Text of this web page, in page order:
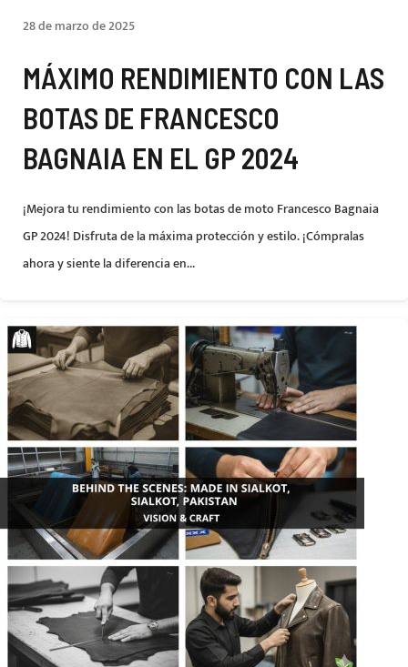
28 de marzo de 2025
MÁXIMO RENDIMIENTO CON LAS
BOTAS DE FRANCESCO
BAGNAIA EN EL GP 2024
¡Mejora tu rendimiento con las botas de moto Francesco Bagnaia
GP 2024! Disfruta de la máxima protección y estilo. ¡Cómpralas
ahora y siente la diferencia en...